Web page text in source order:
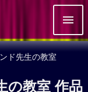
ド先生の教室
の教室 作品